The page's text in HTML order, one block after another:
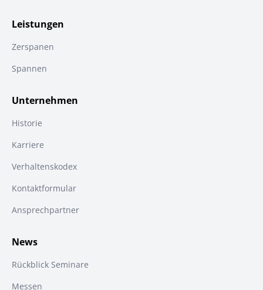
Leistungen
Zerspanen
Spannen
Unternehmen
Historie
Karriere
Verhaltenskodex
Kontaktformular
Ansprechpartner
News
Rückblick Seminare
Messen